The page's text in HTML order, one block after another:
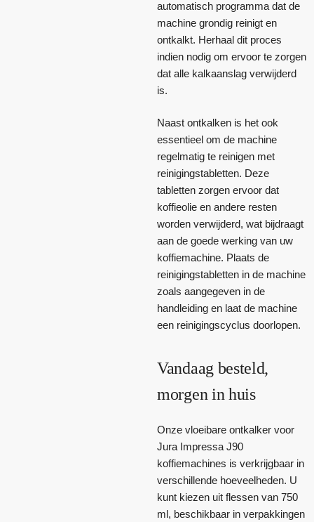
automatisch programma dat de
machine grondig reinigt en
ontkalkt. Herhaal dit proces
indien nodig om ervoor te zorgen
dat alle kalkaanslag verwijderd
is.
Naast ontkalken is het ook
essentieel om de machine
regelmatig te reinigen met
reinigingstabletten. Deze
tabletten zorgen ervoor dat
koffieolie en andere resten
worden verwijderd, wat bijdraagt
aan de goede werking van uw
koffiemachine. Plaats de
reinigingstabletten in de machine
zoals aangegeven in de
handleiding en laat de machine
een reinigingscyclus doorlopen.
Vandaag besteld,
morgen in huis
Onze vloeibare ontkalker voor
Jura Impressa J90
koffiemachines is verkrijgbaar in
verschillende hoeveelheden. U
kunt kiezen uit flessen van 750
ml, beschikbaar in verpakkingen